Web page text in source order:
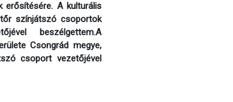
erősítésére. A kulturális
színjátszó csoportok
beszélgettem.A
Csongrád megye,
csoport vezetőjével